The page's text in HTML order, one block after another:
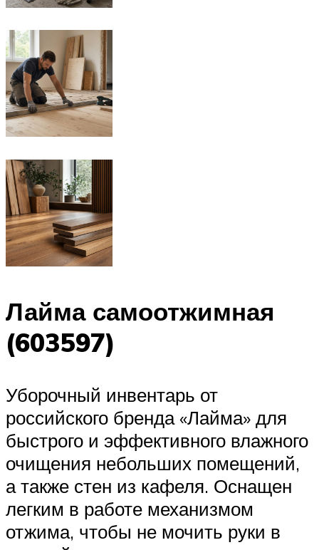
Лайма самоотжимная
(603597)
Уборочный инвентарь от
российского бренда «Лайма» для
быстрого и эффективного влажного
очищения небольших помещений,
а также стен из кафеля. Оснащен
легким в работе механизмом
отжима, чтобы не мочить руки в